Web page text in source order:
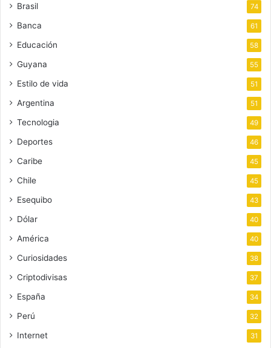
Brasil 74
Banca 61
Educación 58
Guyana 55
Estilo de vida 51
Argentina 51
Tecnologia 49
Deportes 46
Caribe 45
Chile 45
Esequibo 43
Dólar 40
América 40
Curiosidades 38
Criptodivisas 37
España 34
Perú 32
Internet 31